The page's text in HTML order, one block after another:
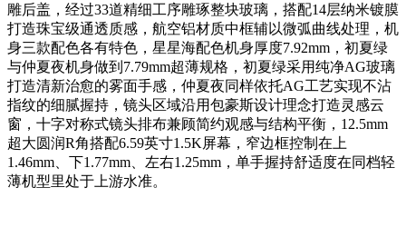
雕后盖，经过33道精细工序雕琢整块玻璃，搭配14层纳米镀膜
打造珠宝级通透质感，航空铝材质中框辅以微弧曲线处理，机
身三款配色各有特色，星星海配色机身厚度7.92mm，初夏绿
与仲夏夜机身做到7.79mm超薄规格，初夏绿采用纯净AG玻璃
打造清新治愈的雾面手感，仲夏夜同样依托AG工艺实现不沾
指纹的细腻握持，镜头区域沿用包豪斯设计理念打造灵感云
窗，十字对称式镜头排布兼顾简约观感与结构平衡，12.5mm
超大圆润R角搭配6.59英寸1.5K屏幕，窄边框控制在上
1.46mm、下1.77mm、左右1.25mm，单手握持舒适度在同档轻
薄机型里处于上游水准。